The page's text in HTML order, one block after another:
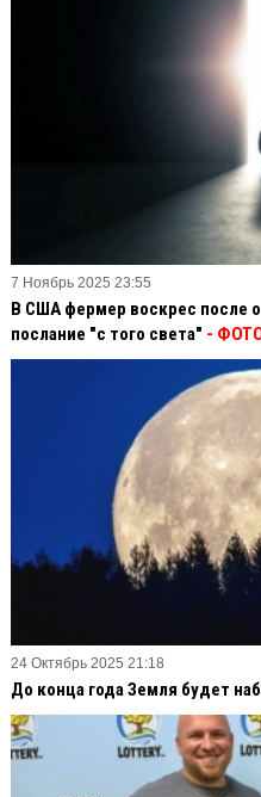
7 Ноябрь 2025 23:55
В США фермер воскрес после
послание "с того света" -
24 Октябрь 2025 21:18
До конца года Земля будет